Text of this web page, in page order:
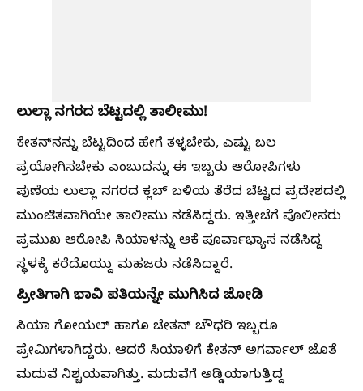
ಲುಲ್ಲಾ ನಗರದ ಬೆಟ್ಟದಲ್ಲಿ ತಾಲೀಮು!
ಕೇತನ್‌ನನ್ನು ಬೆಟ್ಟದಿಂದ ಹೇಗೆ ತಳ್ಳಬೇಕು, ಎಷ್ಟು ಬಲ
ಪ್ರಯೋಗಿಸಬೇಕು ಎಂಬುದನ್ನು ಈ ಇಬ್ಬರು ಆರೋಪಿಗಳು
ಪುಣೆಯ ಲುಲ್ಲಾ ನಗರದ ಕ್ಲಬ್ ಬಳಿಯ ತೆರೆದ ಬೆಟ್ಟದ ಪ್ರದೇಶದಲ್ಲಿ
ಮುಂಚಿತವಾಗಿಯೇ ತಾಲೀಮು ನಡೆಸಿದ್ದರು. ಇತ್ತೀಚೆಗೆ ಪೊಲೀಸರು
ಪ್ರಮುಖ ಆರೋಪಿ ಸಿಯಾಳನ್ನು ಆಕೆ ಪೂರ್ವಾಭ್ಯಾಸ ನಡೆಸಿದ್ದ
ಸ್ಥಳಕ್ಕೆ ಕರೆದೊಯ್ದು ಮಹಜರು ನಡೆಸಿದ್ದಾರೆ.
ಪ್ರೀತಿಗಾಗಿ ಭಾವಿ ಪತಿಯನ್ನೇ ಮುಗಿಸಿದ ಜೋಡಿ
ಸಿಯಾ ಗೋಯಲ್ ಹಾಗೂ ಚೇತನ್ ಚೌಧರಿ ಇಬ್ಬರೂ
ಪ್ರೇಮಿಗಳಾಗಿದ್ದರು. ಆದರೆ ಸಿಯಾಳಿಗೆ ಕೇತನ್ ಅಗರ್ವಾಲ್ ಜೊತೆ
ಮದುವೆ ನಿಶ್ಚಯವಾಗಿತ್ತು. ಮದುವೆಗೆ ಅಡ್ಡಿಯಾಗುತ್ತಿದ್ದ